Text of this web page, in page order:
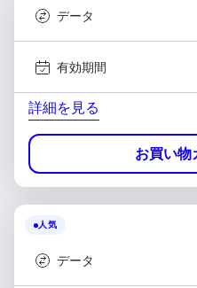
データ
有効期間
詳細を見る
お買い物
人気
データ